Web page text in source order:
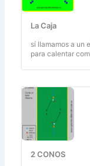
La Caja
sí llamamos a un
para calentar
2 CONOS